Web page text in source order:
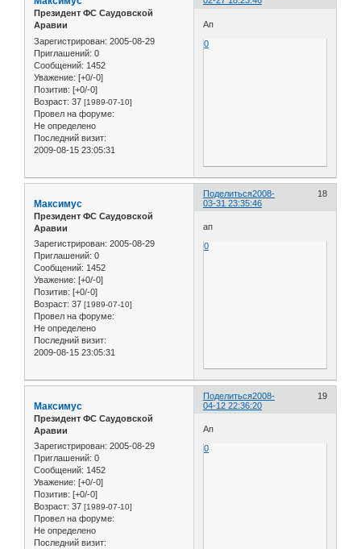
Президент ФС Саудовской
Аравии
Зарегистрирован: 2005-08-29
Приглашений: 0
Сообщений: 1452
Уважение: [+0/-0]
Позитив: [+0/-0]
Возраст: 37 [1989-07-10]
Провел на форуме:
Не определено
Последний визит:
2009-08-15 23:05:31
Ап
0
Поделиться 18
2008-
03-31 23:35:46
Максимус
Президент ФС Саудовской
Аравии
Зарегистрирован: 2005-08-29
Приглашений: 0
Сообщений: 1452
Уважение: [+0/-0]
Позитив: [+0/-0]
Возраст: 37 [1989-07-10]
Провел на форуме:
Не определено
Последний визит:
2009-08-15 23:05:31
ап
0
Поделиться 19
2008-
04-12 22:36:20
Максимус
Президент ФС Саудовской
Аравии
Зарегистрирован: 2005-08-29
Приглашений: 0
Сообщений: 1452
Уважение: [+0/-0]
Позитив: [+0/-0]
Возраст: 37 [1989-07-10]
Провел на форуме:
Не определено
Последний визит:
Ап
0